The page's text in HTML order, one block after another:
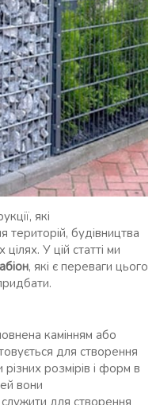
які
територій, будівництва
У цій статті ми
, які є переваги цього
камінням або
для створення
розмірів і форм в
вони
для створення